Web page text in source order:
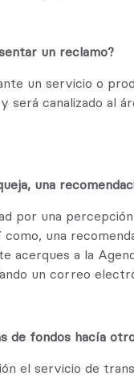
un reclamo?
un servicio o
será canalizado al
una
por una
una
acerques a la
un correo
de fondos hacía
el servicio de